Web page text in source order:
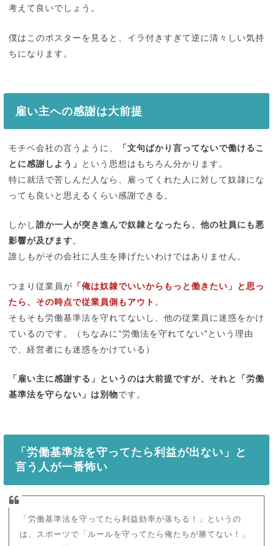
考えて良いでしょう。
僕はこのポスターを見ると、イラ付きすぎて逆に清々しい気持
ちになります。
雇い主への感謝は大前提
モチベ会社の言うように、
「文句ばかり言ってないで働けるこ
とに感謝しよう」 という思想はもちろん分かります。
特に就活で苦しんだ人なら、雇ってくれた人に対して奴隷にな
っても良いと思えるくらい感謝できる。
しかし誰か一人が突き進んで奴隷となったら、他の社員にも悪
影響が及びます。
誰しもがその会社に人生を捧げたいわけではありません。
つまり従業員が 「俺は奴隷でいいからもっと働きたい」と思っ
たら、その時点で従業員側もアウト 。
そもそも労働基準法を守れてないし、他の従業員に迷惑をかけ
ているのです。（ちなみに“労働法を守れてない”という理由
で、経営者にも迷惑をかけている）
「雇い主に感謝する」というのは大前提ですが、それと「労働
基準法を守らない」は別物です。
「労働基準法を守ってたら利益が出ない」と
言う人が一番怖い
「労働基準法を守ってたら利益効率が落ちる！」というの
は、スポーツで「ルールを守ってたら俺たちが勝てない！」